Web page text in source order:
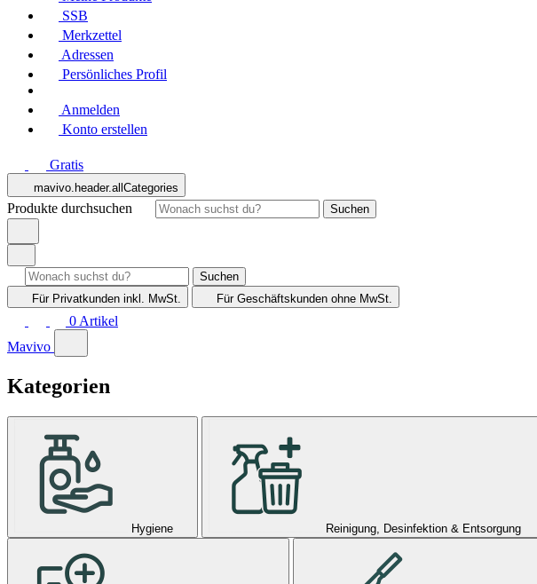
SSB
Merkzettel
Adressen
Persönliches Profil
Anmelden
Konto erstellen
Gratis
mavivo.header.allCategories
Produkte durchsuchen Suchen
Suchen
Für Privatkunden inkl. MwSt. Für Geschäftskunden ohne MwSt.
0 Artikel
Mavivo
Kategorien
Hygiene Reinigung, Desinfektion & Entsorgung